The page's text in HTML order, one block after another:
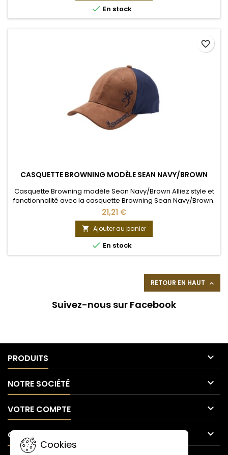
Winchester Digi blaze...
 En stock
CASQUETTE BROWNING MODÈLE SEAN NAVY/BROWN
Casquette Browning modèle Sean Navy/Brown Alliez style et
fonctionnalité avec la casquette Browning Sean Navy/Brown.
Conçue pour les amoureux de la nature, elle offre : Couleur :
Navy/Brown – S'adapte à toutes vos tenues outdoor.
Matériau : Durable – Résistance à l'usure pour vos aventures.
Ajustable : Confort optimal pour toutes les tailles de tête....
21,21 €
 Ajouter au panier
 En stock
favorite_border
RETOUR EN HAUT 
Suivez-nous sur Facebook
PRODUITS 
NOTRE SOCIÉTÉ 
VOTRE COMPTE 
CONTACT 
Cookies